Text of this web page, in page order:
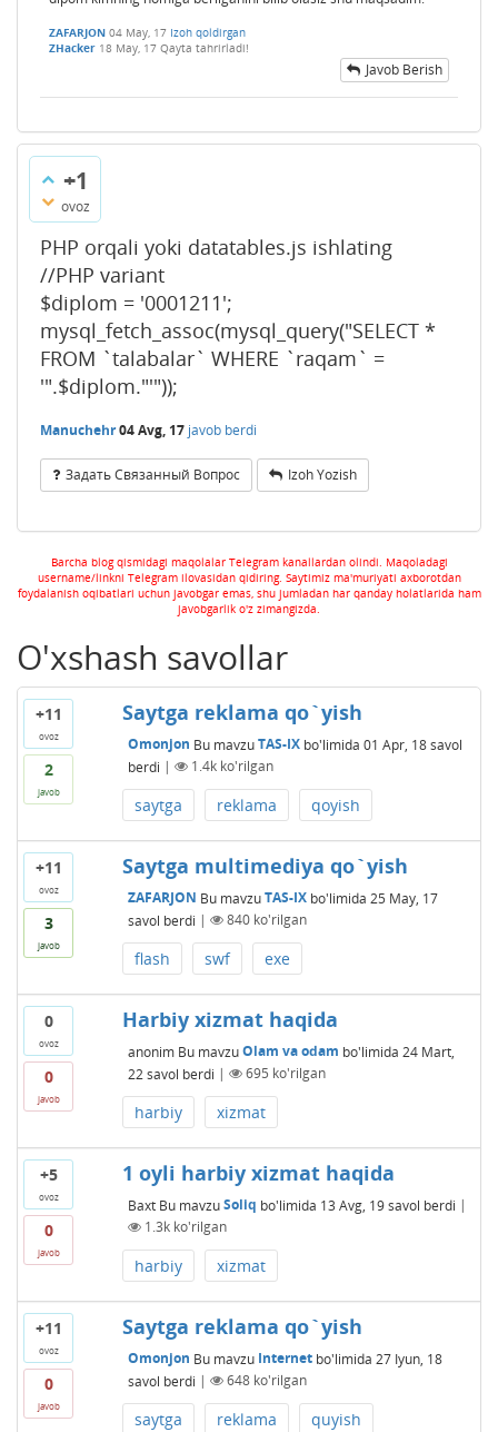
ZAFARJON 04 May, 17 Izoh qoldirgan
ZHacker 18 May, 17 Qayta tahrirladi!
Javob Berish
+1
ovoz
PHP orqali yoki datatables.js ishlating
//PHP variant
$diplom = '0001211';
mysql_fetch_assoc(mysql_query("SELECT *
FROM `talabalar` WHERE `raqam` =
'".$diplom."'"));
Manuchehr04 Avg, 17 javob berdi
Задать Связанный Вопрос Izoh Yozish
Barcha blog qismidagi maqolalar Telegram kanallardan olindi. Maqoladagi
username/linkni Telegram ilovasidan qidiring. Saytimiz ma'muriyati axborotdan
foydalanish oqibatlari uchun javobgar emas, shu jumladan har qanday holatlarida ham
javobgarlik o'z zimangizda.
O'xshash savollar
+11
ovoz
2
javob
Saytga reklama qo`yish
Omonjon Bu mavzuTAS-IXbo'limida 01 Apr, 18 savol
berdi | 1.4kko'rilgan
saytga reklama qoyish
+11
ovoz
3
javob
Saytga multimediya qo`yish
ZAFARJON Bu mavzuTAS-IXbo'limida 25 May, 17
savol berdi | 840ko'rilgan
flash swf exe
0
ovoz
0
javob
Harbiy xizmat haqida
anonim Bu mavzuOlam va odam bo'limida 24 Mart,
22 savol berdi | 695 ko'rilgan
harbiy xizmat
+5
ovoz
0
javob
1 oyli harbiy xizmat haqida
Baxt Bu mavzuSoliq bo'limida 13 Avg, 19 savol berdi |
1.3kko'rilgan
harbiy xizmat
+11
ovoz
0
javob
Saytga reklama qo`yish
Omonjon Bu mavzu Internetbo'limida 27 Iyun, 18
savol berdi | 648ko'rilgan
saytga reklama quyish